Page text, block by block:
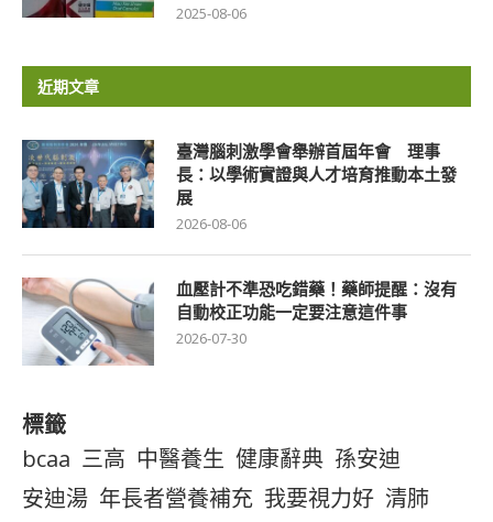
2025-08-06
近期文章
臺灣腦刺激學會舉辦首屆年會 理事
長：以學術實證與人才培育推動本土發
展
2026-08-06
血壓計不準恐吃錯藥！藥師提醒：沒有
自動校正功能一定要注意這件事
2026-07-30
標籤
bcaa 三高 中醫養生 健康辭典 孫安迪
安迪湯 年長者營養補充 我要視力好 清肺